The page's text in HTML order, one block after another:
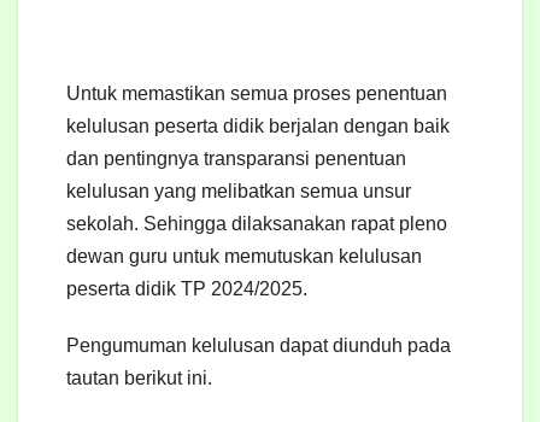
Untuk memastikan semua proses penentuan
kelulusan peserta didik berjalan dengan baik
dan pentingnya transparansi penentuan
kelulusan yang melibatkan semua unsur
sekolah. Sehingga dilaksanakan rapat pleno
dewan guru untuk memutuskan kelulusan
peserta didik TP 2024/2025.
Pengumuman kelulusan dapat diunduh pada
tautan berikut ini.